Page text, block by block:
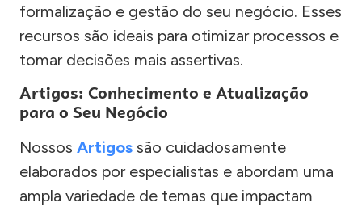
formalização e gestão do seu negócio. Esses
recursos são ideais para otimizar processos e
tomar decisões mais assertivas.
Artigos: Conhecimento e Atualização
para o Seu Negócio
Nossos Artigos são cuidadosamente
elaborados por especialistas e abordam uma
ampla variedade de temas que impactam